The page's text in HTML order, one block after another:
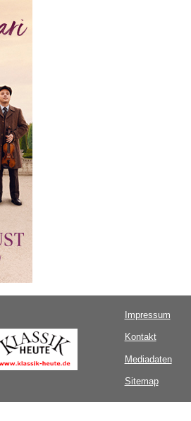
Impressum
Kontakt
Mediadaten
Sitemap